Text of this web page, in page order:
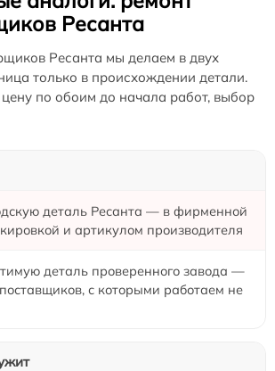
Ресанта
Ресанта мы делаем в двух
только в происхождении детали.
по обоим до начала работ, выбор
деталь Ресанта — в фирменной
и артикулом производителя
деталь проверенного завода —
с которыми работаем не